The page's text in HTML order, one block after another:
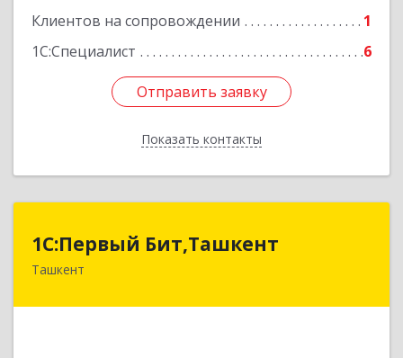
Клиентов на сопровождении
1
1С:Специалист
6
Отправить заявку
Показать контакты
Отправить заявку
Назад
1C:Первый Бит,Ташкент
Ташкент
1C:Первый Бит,Ташкент
г. Ташкент, Мирабадский район, ул. Афросиаб,